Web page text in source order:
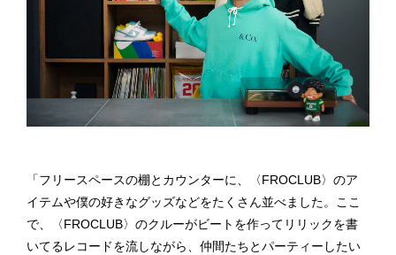
「フリースペースの棚とカウンターに、〈FROCLUB〉のア
イテムや僕の好きなグッズなどをたくさん並べました。ここ
で、〈FROCLUB〉のクルーがビートを作ってリリックを書
いてるレコードを流しながら、仲間たちとパーティーしたい